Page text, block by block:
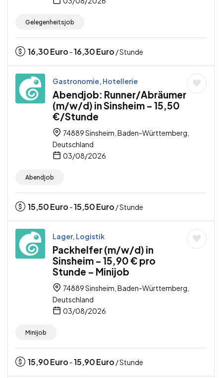
Gelegenheitsjob
16,30Euro -16,30Euro / Stunde
Gastronomie, Hotellerie
Abendjob: Runner/Abräumer
(m/w/d) in Sinsheim – 15,50
€/Stunde
74889 Sinsheim, Baden-Württemberg,
Deutschland
03/08/2026
Abendjob
15,50Euro -15,50Euro / Stunde
Lager, Logistik
Packhelfer (m/w/d) in
Sinsheim – 15,90 € pro
Stunde – Minijob
74889 Sinsheim, Baden-Württemberg,
Deutschland
03/08/2026
Minijob
15,90Euro -15,90Euro / Stunde